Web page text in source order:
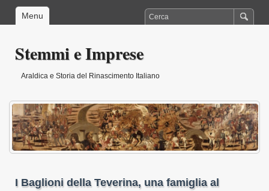
Menu
Stemmi e Imprese
Araldica e Storia del Rinascimento Italiano
I Baglioni della Teverina, una famiglia al